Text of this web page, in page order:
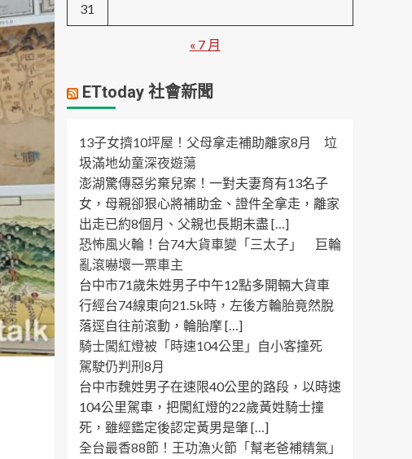
31
« 7 月
ETtoday 社會新聞
13子女擠10坪屋！父母拿走補助離家8月 垃
圾滿地幼童深夜遊蕩
澎湖驚傳惡劣棄兒案！一對夫妻育有13名子
女，母親卻狠心將補助金、證件全拿走，離家
出走已約8個月、父親也長期未盡 […]
恐怖風火輪！台74大貨車變「三太子」 巨輪
亂滾嚇壞一票車主
台中市71歲朱姓男子中午12點多開輛大貨車
行經台74線東向21.5k時，左後方輪胎竟然脫
落逕自往前滾動，輪胎摩 […]
騎士闖紅燈被「時速104公里」自小客撞死
駕駛仍判刑8月
台中市魏姓男子在速限40公里的路段，以時速
104公里駕車，把闖紅燈的22歲黃姓騎士撞
死，雖經鑑定後認定黃男是肇 […]
全台最香88節！王功漁火節「幫老爸補精氣」